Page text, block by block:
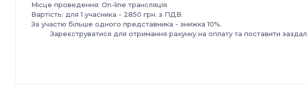
Місце проведення: On-line трансляція
Вартість: для 1 учасника - 2850 грн. з ПДВ.
За участю більше одного представника - знижка 10%.
Зареєструватися для отримання рахунку на оплату та поставити
По завершенню навчання учасникам будуть надіслані сертифікати,